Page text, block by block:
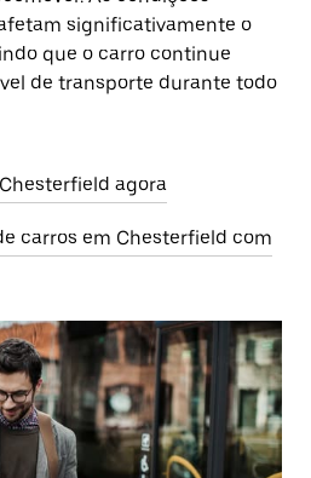
significativamente o
que o carro continue
de transporte durante todo
agora
carros em Chesterfield com